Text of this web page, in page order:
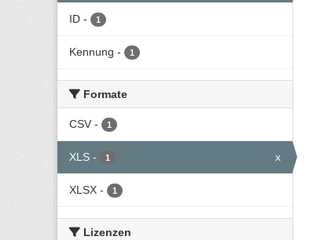
ID - 1
Kennung - 1
Formate
CSV - 1
XLS - 1 x
XLSX - 1
Lizenzen